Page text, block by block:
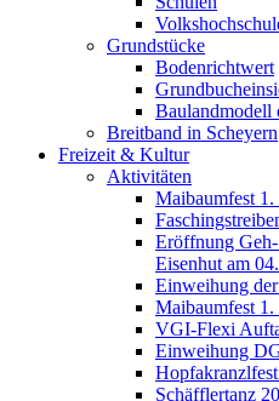
Grundstücke
Bodenrichtwert
Baulandmodell
Breitband in Scheyern
Freizeit & Kultur
Aktivitäten
Maibaumfest
Eröffnung
Eisenhut am
Einweihung
Maibaumfest
VGI-Flexi
Einweihung
Schäfflertanz